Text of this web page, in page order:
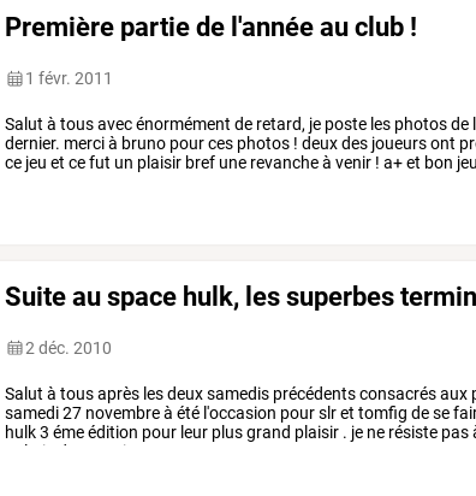
Première partie de l'année au club !
1 févr. 2011
Salut à tous avec énormément de retard, je poste les photos
dernier. merci à bruno pour ces photos ! deux des joueurs ont
ce jeu et ce fut un plaisir bref une revanche à venir ! a+ et bon
Suite au space hulk, les superbes
2 déc. 2010
Salut à tousaprès lesdeuxsamedis précédentsconsacrésaux
samedi27 novembreà été l'occasion pourslret tomfig dese
hulk3 émeédition pour leur plusgrand plaisir . je ne résiste pas
galerie
des terminators